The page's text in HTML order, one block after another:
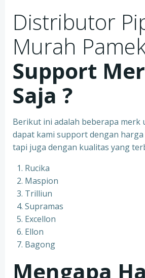
Distributor
Murah
Support
Saja ?
Berikut ini adalah beberapa merk
dapat kami support dengan
tapi juga dengan kualitas yang
Rucika
Maspion
Trilliun
Supramas
Excellon
Ellon
Bagong
Mengapa